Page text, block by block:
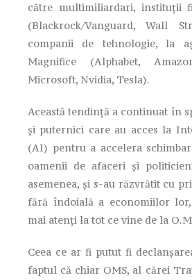
către multimiliardari, instituții
(Blackrock/Vanguard, Wall
companii de tehnologie, la
Magnifice (Alphabet,
Microsoft, Nvidia, Tesla).
Această tendință a continuat în
și puternici care au acces la
(AI) pentru a accelera
oamenii de afaceri și
asemenea, și s-au răzvrătit cu
fără îndoială a economiilor
mai atenți la tot ce vine de la
Ceea ce ar fi putut fi
faptul că chiar OMS, al cărei